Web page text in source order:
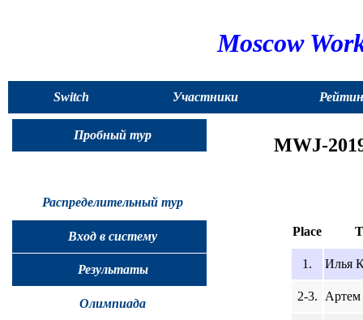
Moscow
Switch
to
English
Участники
Пробный тур
Распределительный тур
Вход в систему
Результаты
Олимпиада
MWJ-
Place
1. Илья
2-3. Артем